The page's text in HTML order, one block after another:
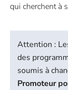
qui cherchent à
Attention :
des
soumis à
Promoteur